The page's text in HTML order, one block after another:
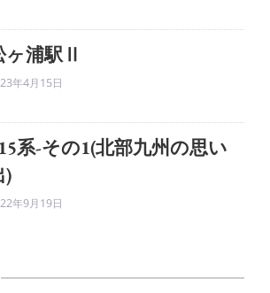
ヶ浦駅Ⅱ
年4月15日
系-その1(北部九州の思い
)
年9月19日